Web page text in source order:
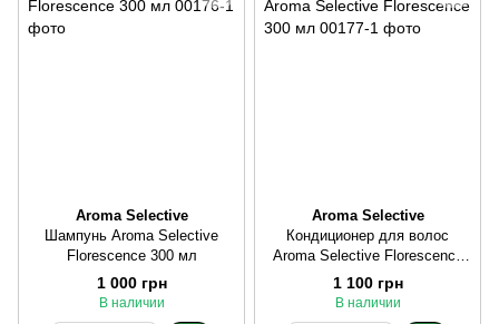
Aroma Selective
Шампунь Aroma Selective
Florescence 300 мл
1 000 грн
В наличии
Aroma Selective
Кондиционер для волос
Aroma Selective Florescence
300 мл
1 100 грн
В наличии